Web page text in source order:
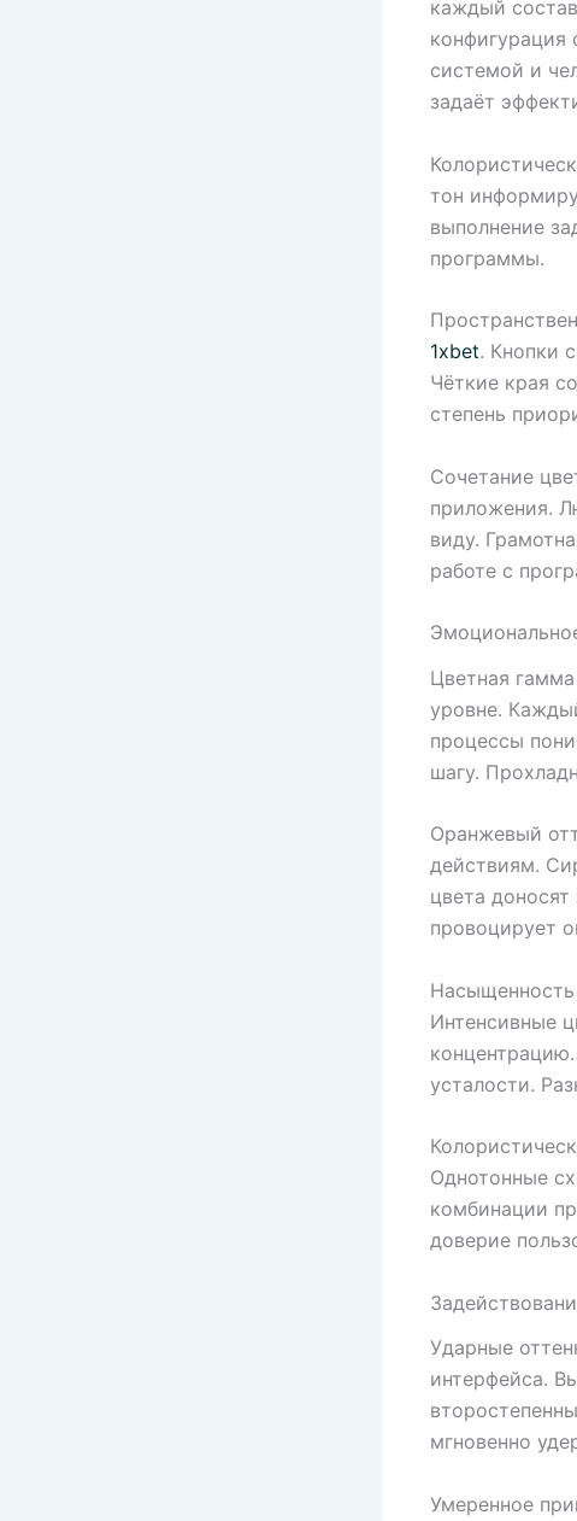
каждый
системой и
задаёт
тон
выполнение
программы.
1хbet. Кнопки
Чёткие края
степень
Сочетание
приложения.
виду.
работе с
Цветная
уровне.
процессы
шагу.
Оранжевый
действиям.
цвета
провоцирует
Насыщенность
Интенсивные
усталости.
Однотонные
комбинации
доверие
Ударные
интерфейса.
мгновенно
Умеренное